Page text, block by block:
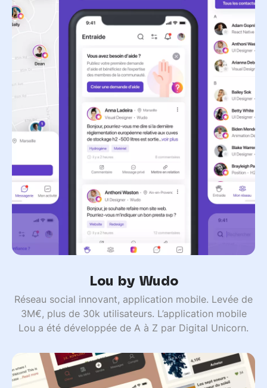
Lou by Wudo
Réseau social innovant, application mobile. Levée de
3M€, plus de 30k utilisateurs. L’application mobile
Lou a été développée de A à Z par Digital Unicorn.